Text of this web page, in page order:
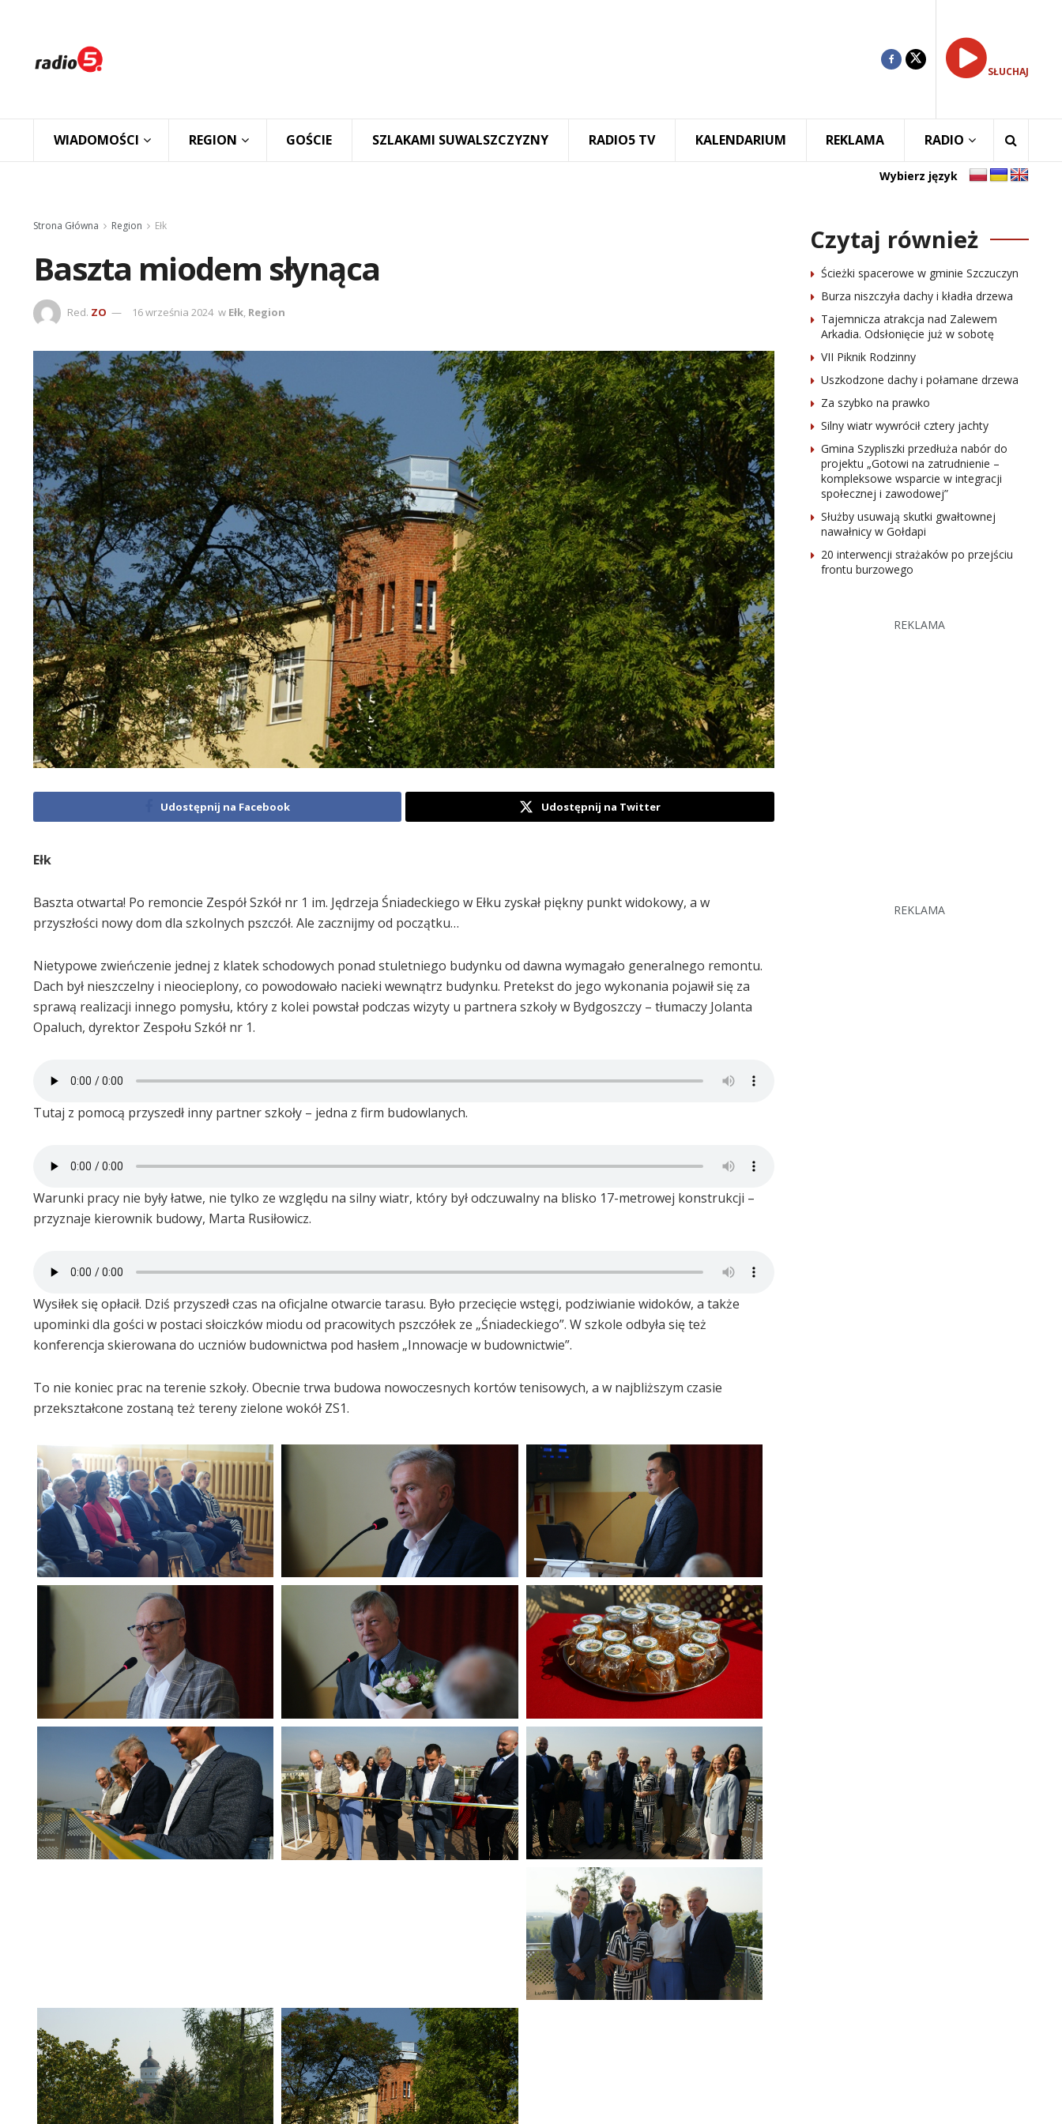
SŁUCHAJ
WIADOMOŚCI REGION GOŚCIE SZLAKAMI SUWALSZCZYZNY RADIO5 TV KALENDARIUM REKLAMA RADIO
Wybierz język
Strona Główna Region Ełk
Baszta miodem słynąca
Red. ZO 16 września 2024 w Ełk, Region
Udostępnij na Facebook Udostępnij na Twitter
Ełk
Baszta otwarta! Po remoncie Zespół Szkół nr 1 im. Jędrzeja Śniadeckiego w Ełku zyskał piękny punkt widokowy, a w
przyszłości nowy dom dla szkolnych pszczół. Ale zacznijmy od początku…
Nietypowe zwieńczenie jednej z klatek schodowych ponad stuletniego budynku od dawna wymagało generalnego remontu.
Dach był nieszczelny i nieocieplony, co powodowało nacieki wewnątrz budynku. Pretekst do jego wykonania pojawił się za
sprawą realizacji innego pomysłu, który z kolei powstał podczas wizyty u partnera szkoły w Bydgoszczy – tłumaczy Jolanta
Opaluch, dyrektor Zespołu Szkół nr 1.
Tutaj z pomocą przyszedł inny partner szkoły – jedna z firm budowlanych.
Warunki pracy nie były łatwe, nie tylko ze względu na silny wiatr, który był odczuwalny na blisko 17-metrowej konstrukcji –
przyznaje kierownik budowy, Marta Rusiłowicz.
Wysiłek się opłacił. Dziś przyszedł czas na oficjalne otwarcie tarasu. Było przecięcie wstęgi, podziwianie widoków, a także
upominki dla gości w postaci słoiczków miodu od pracowitych pszczółek ze „Śniadeckiego”. W szkole odbyła się też
konferencja skierowana do uczniów budownictwa pod hasłem „Innowacje w budownictwie”.
To nie koniec prac na terenie szkoły. Obecnie trwa budowa nowoczesnych kortów tenisowych, a w najbliższym czasie
przekształcone zostaną też tereny zielone wokół ZS1.
Czytaj również
Ścieżki spacerowe w gminie Szczuczyn
Burza niszczyła dachy i kładła drzewa
Tajemnicza atrakcja nad Zalewem
Arkadia. Odsłonięcie już w sobotę
VII Piknik Rodzinny
Uszkodzone dachy i połamane drzewa
Za szybko na prawko
Silny wiatr wywrócił cztery jachty
Gmina Szypliszki przedłuża nabór do
projektu „Gotowi na zatrudnienie –
kompleksowe wsparcie w integracji
społecznej i zawodowej”
Służby usuwają skutki gwałtownej
nawałnicy w Gołdapi
20 interwencji strażaków po przejściu
frontu burzowego
REKLAMA
REKLAMA